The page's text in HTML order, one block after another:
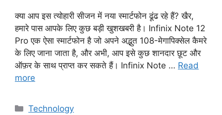
क्या आप इस त्योहारी सीजन में नया स्मार्टफोन ढूंढ रहे हैं? खैर,
हमारे पास आपके लिए कुछ बड़ी खुशखबरी है। Infinix Note 12
Pro एक ऐसा स्मार्टफोन है जो अपने अद्भुत 108-मेगापिक्सेल कैमरे
के लिए जाना जाता है, और अभी, आप इसे कुछ शानदार छूट और
ऑफ़र के साथ प्राप्त कर सकते हैं। Infinix Note … Read
more
Technology